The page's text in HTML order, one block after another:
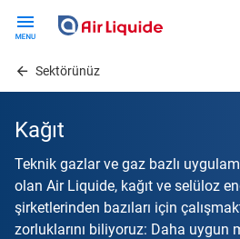
contentSektörünüz
Kağıt
Teknik gazlar ve gaz bazlı
olan Air Liquide, kağıt ve selüloz
şirketlerinden bazıları için
zorluklarını biliyoruz: Daha uygun